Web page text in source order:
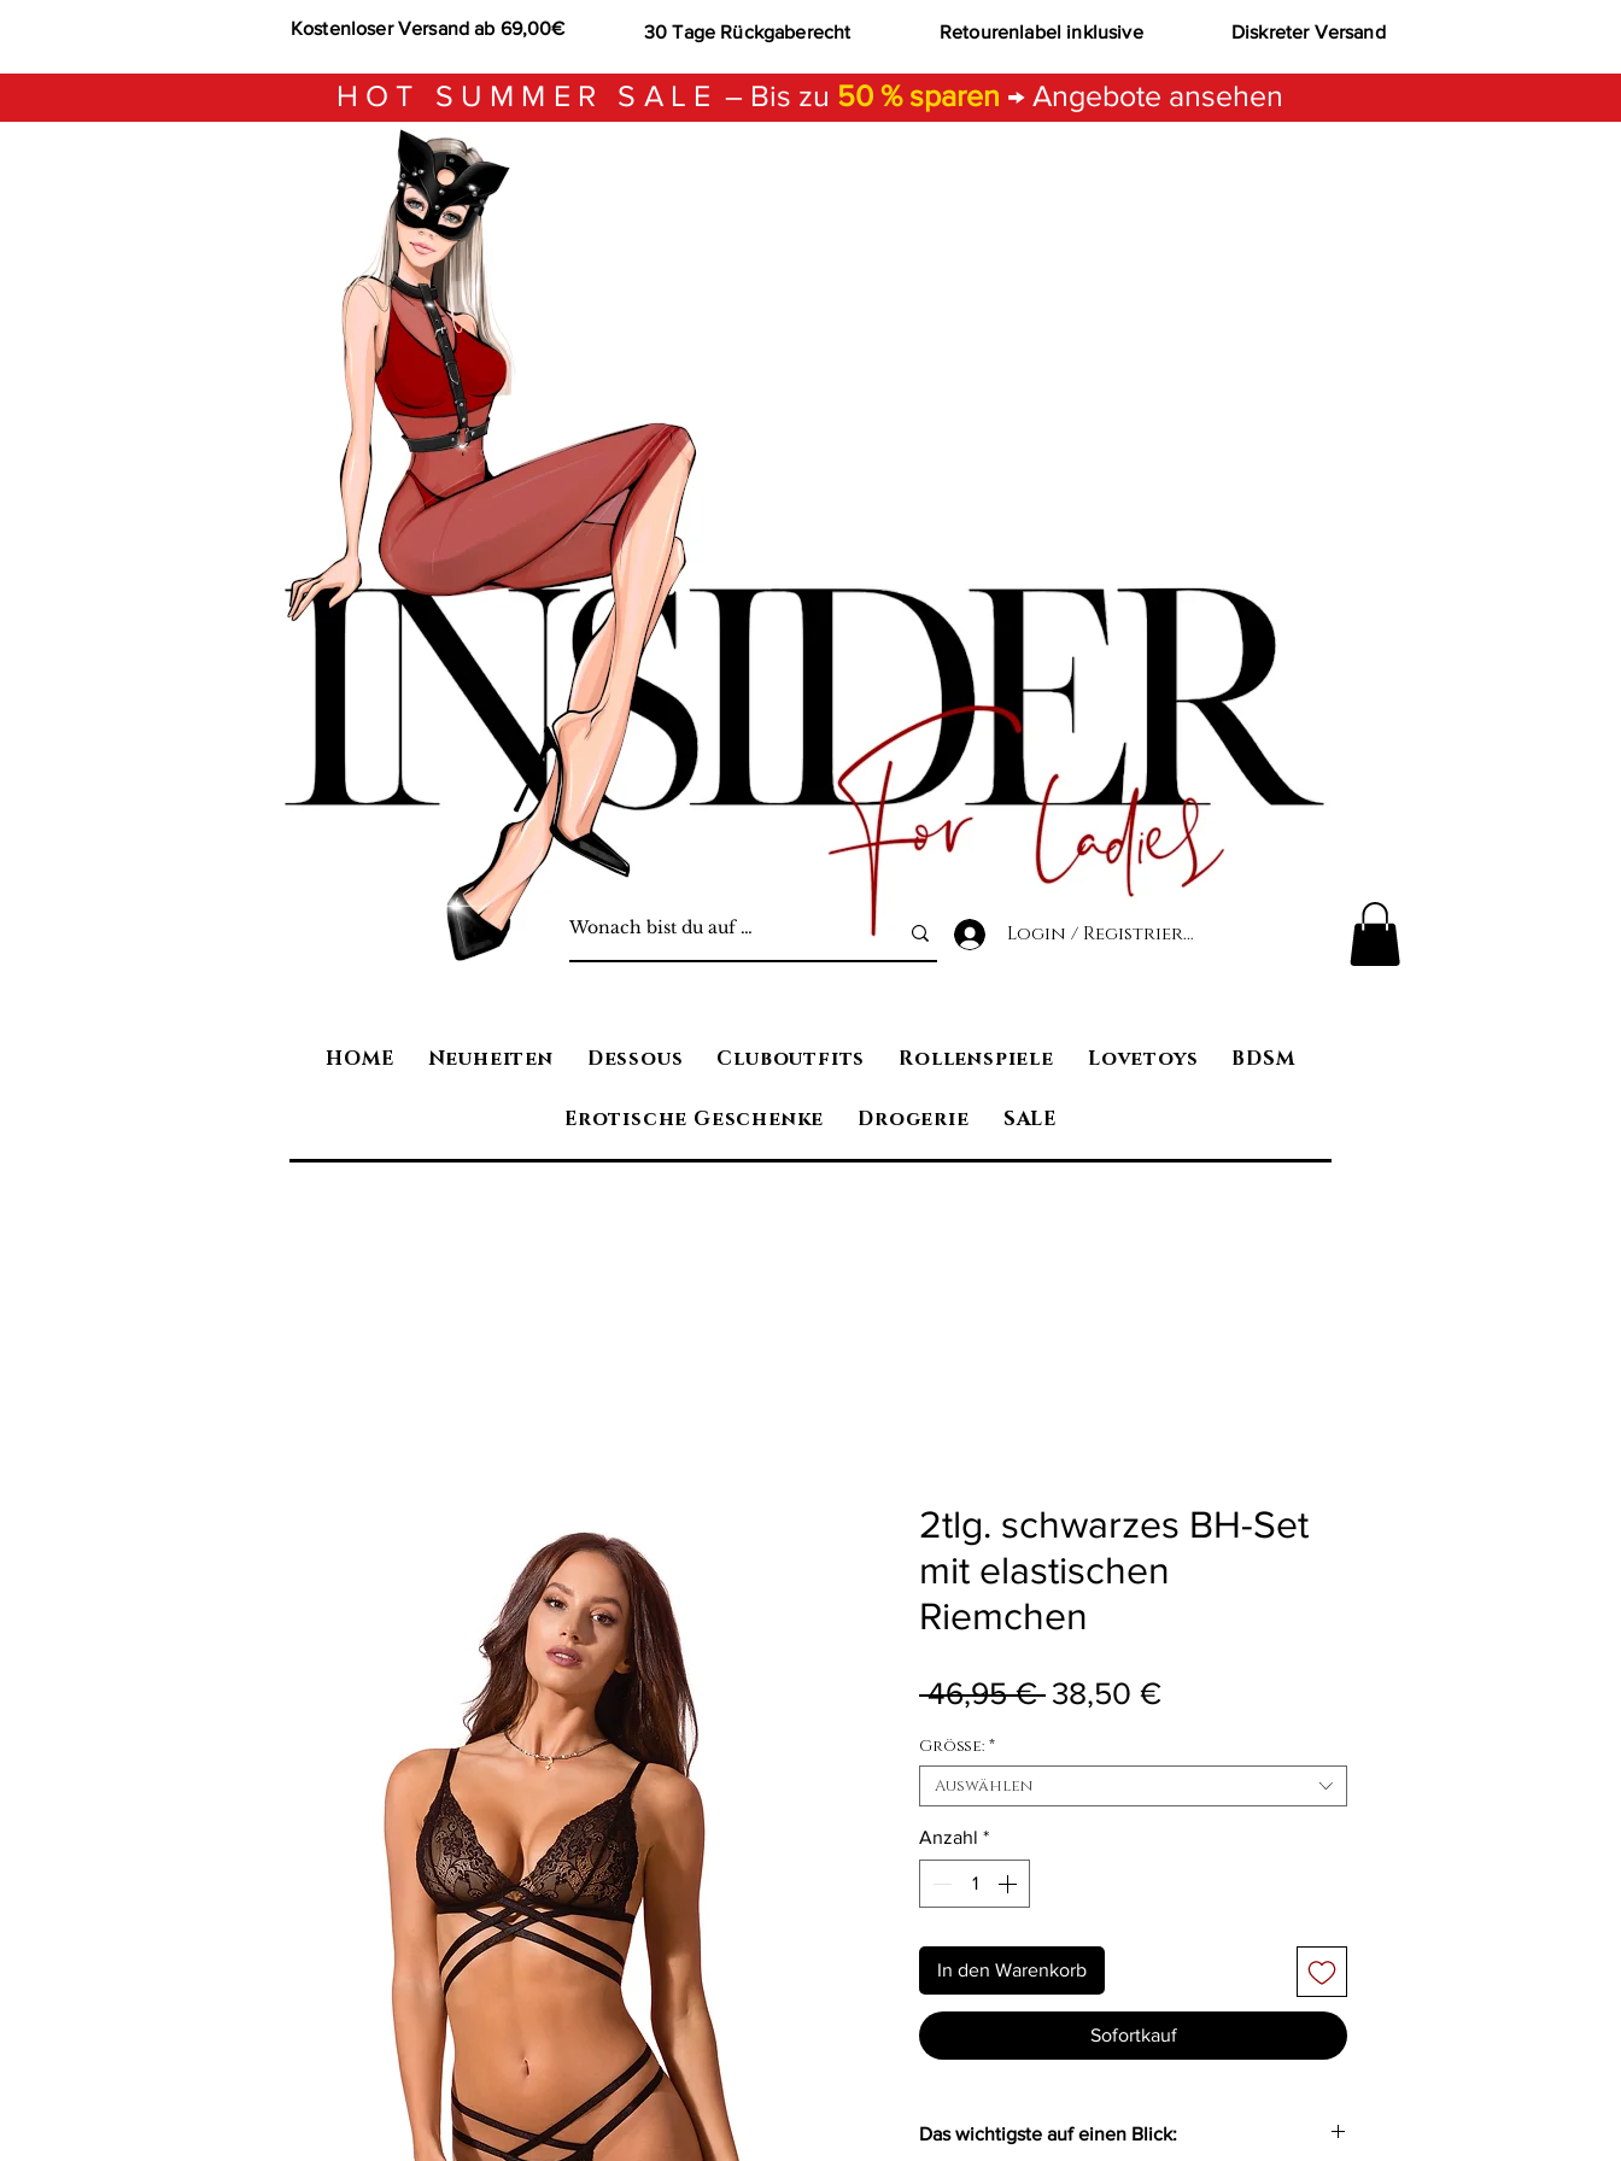
Kostenloser Versand ab 69,00€ 30 Tage Rückgaberecht Retourenlabel inklusive Diskreter Versand
HOT SUMMER SALE – Bis zu 50 % sparen → Angebote ansehen
Login / Registrierung
HOME Neuheiten Dessous Cluboutfits Rollenspiele Lovetoys BDSM
Erotische Geschenke Drogerie SALE
2tlg. schwarzes BH-Set
mit elastischen
Riemchen
46,95 € Standardpreis
38,50 €Sale-Preis
Größe: *
Auswählen
Anzahl *
In den Warenkorb
Sofortkauf
Das wichtigste auf einen Blick: